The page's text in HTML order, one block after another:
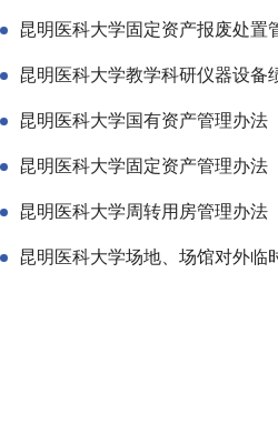
昆明医科大学固定资产报废处置
昆明医科大学教学科研仪器设备
昆明医科大学国有资产管理办法
昆明医科大学固定资产管理办法
昆明医科大学周转用房管理办法
昆明医科大学场地、场馆对外临